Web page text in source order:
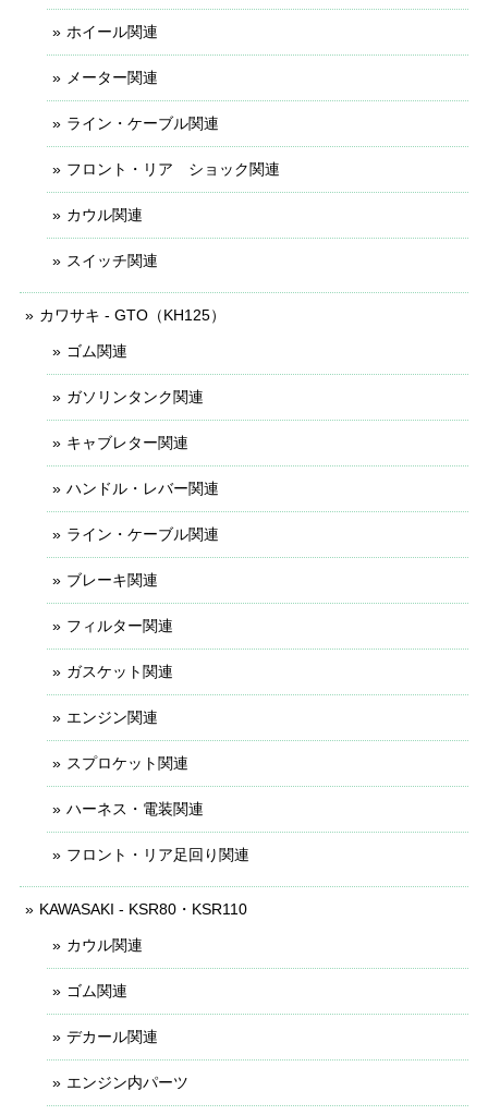
ホイール関連
メーター関連
ライン・ケーブル関連
フロント・リア ショック関連
カウル関連
スイッチ関連
カワサキ - GTO（KH125）
ゴム関連
ガソリンタンク関連
キャブレター関連
ハンドル・レバー関連
ライン・ケーブル関連
ブレーキ関連
フィルター関連
ガスケット関連
エンジン関連
スプロケット関連
ハーネス・電装関連
フロント・リア足回り関連
KAWASAKI - KSR80・KSR110
カウル関連
ゴム関連
デカール関連
エンジン内パーツ